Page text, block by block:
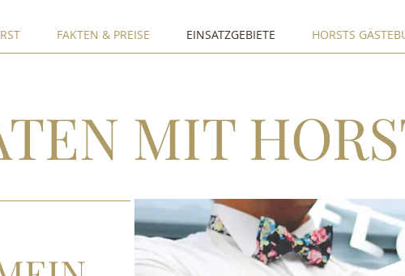
FAKTEN & PREISE EINSATZGEBIETE HORSTS
MIT